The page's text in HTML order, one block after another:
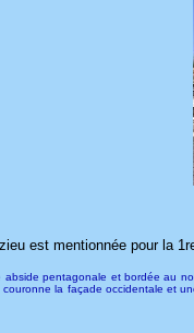
est mentionnée pour la
pentagonale et bordée au
la façade occidentale et